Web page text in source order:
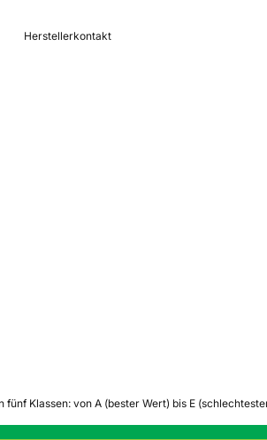
Herstellerkontakt
fünf Klassen: von A (bester Wert) bis E